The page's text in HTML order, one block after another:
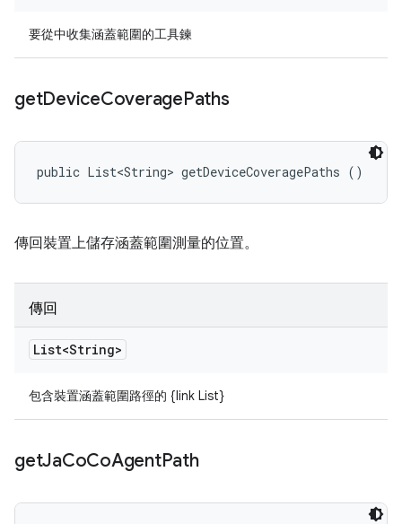
要從中收集涵蓋範圍的工具鍊
getDeviceCoveragePaths
public List<String> getDeviceCoveragePaths ()
傳回裝置上儲存涵蓋範圍測量的位置。
傳回
List<String>
包含裝置涵蓋範圍路徑的 {link List}
getJaCoCoAgentPath